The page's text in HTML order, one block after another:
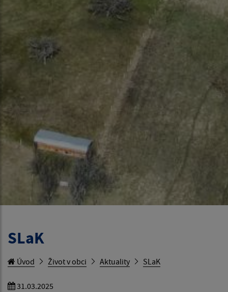
SLaK
Úvod Život v obci Aktuality SLaK
31.03.2025